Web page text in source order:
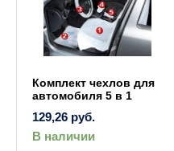
Комплект чехлов для
автомобиля 5 в 1
129,26 руб.
В наличии